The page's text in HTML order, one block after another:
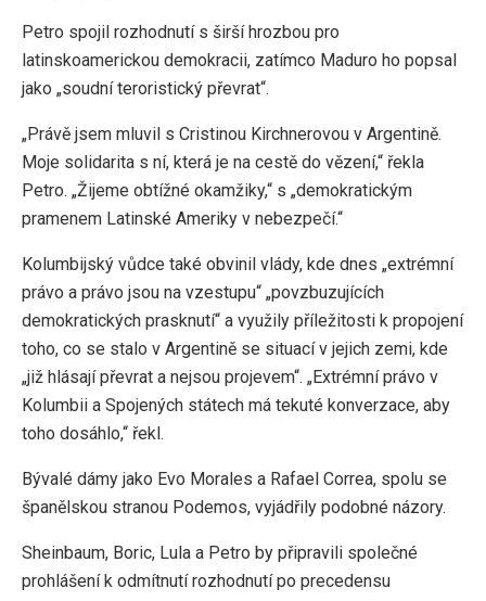
Petro spojil rozhodnutí s širší hrozbou pro
latinskoamerickou demokracii, zatímco Maduro ho popsal
jako „soudní teroristický převrat“.
„Právě jsem mluvil s Cristinou Kirchnerovou v Argentině.
Moje solidarita s ní, která je na cestě do vězení,“ řekla
Petro. „Žijeme obtížné okamžiky,“ s „demokratickým
pramenem Latinské Ameriky v nebezpečí.“
Kolumbijský vůdce také obvinil vlády, kde dnes „extrémní
právo a právo jsou na vzestupu“ „povzbuzujících
demokratických prasknutí“ a využily příležitosti k propojení
toho, co se stalo v Argentině se situací v jejich zemi, kde
„již hlásají převrat a nejsou projevem“. „Extrémní právo v
Kolumbii a Spojených státech má tekuté konverzace, aby
toho dosáhlo,“ řekl.
Bývalé dámy jako Evo Morales a Rafael Correa, spolu se
španělskou stranou Podemos, vyjádřily podobné názory.
Sheinbaum, Boric, Lula a Petro by připravili společné
prohlášení k odmítnutí rozhodnutí po precedensu